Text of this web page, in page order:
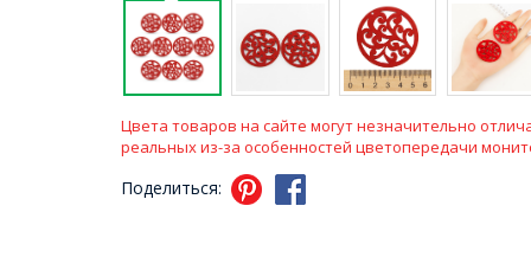
Цвета товаров на сайте могут незначительно
реальных из-за особенностей цветопередачи
Поделиться: